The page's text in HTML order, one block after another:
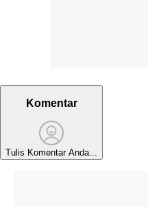
Komentar
Tulis Komentar Anda...